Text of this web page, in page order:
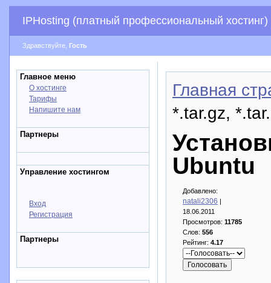
IPHosting (платный профессиональный хостинг)
Здравствуйте, Гость
Главное меню
О хостинге
Тарифы
Напишите нам
Партнеры
Управление хостингом
Вход
Регистрация
Партнеры
Главная
*.tar.gz,
Ubuntu
Добавлено:
natali2306 |
18.06.2011
Просмотров: 11785
Слов: 556
Рейтинг: 4.17